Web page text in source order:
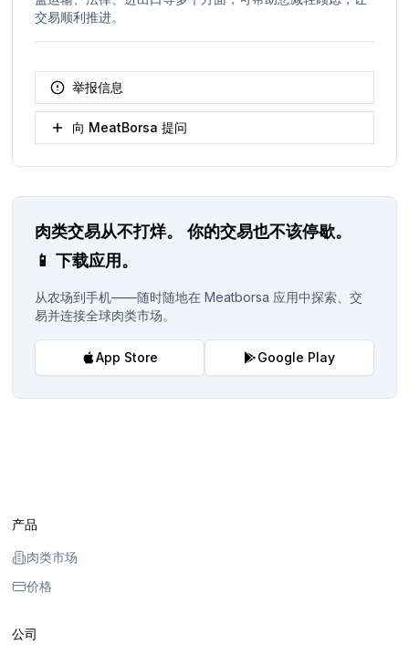
交易顺利推进。
举报信息
向 MeatBorsa 提问
肉类交易从不打烊。
你的交易也不该停歇。
📱下载应用。
从农场到手机——随时随地在 Meatborsa 应用中探索、交
易并连接全球肉类市场。
App Store Google Play
产品
肉类市场
价格
公司